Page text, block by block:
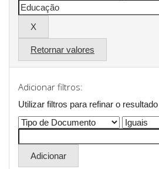
Retornar valores
Adicionar filtros:
Utilizar filtros para refinar o